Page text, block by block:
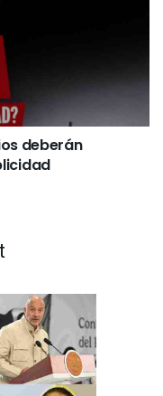
deberán